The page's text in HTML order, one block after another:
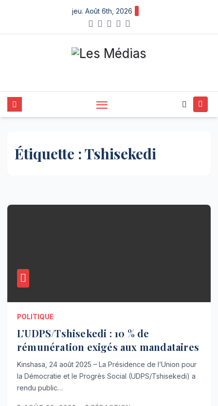
content
jeu. Août 6th, 2026
Étiquette :Tshisekedi
POLITIQUE
L’UDPS/Tshisekedi : 10 % de
rémunération exigés aux mandataires
Kinshasa, 24 août 2025 – La Présidence de l’Union pour
la Démocratie et le Progrès Social (UDPS/Tshisekedi) a
rendu public…